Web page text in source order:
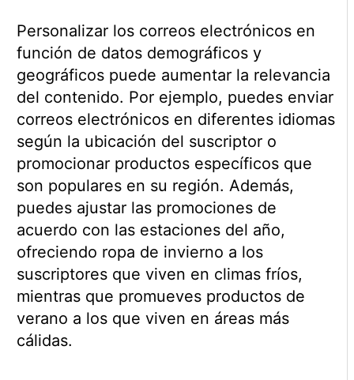
Personalizar los correos electrónicos en
función de datos demográficos y
geográficos puede aumentar la relevancia
del contenido. Por ejemplo, puedes enviar
correos electrónicos en diferentes idiomas
según la ubicación del suscriptor o
promocionar productos específicos que
son populares en su región. Además,
puedes ajustar las promociones de
acuerdo con las estaciones del año,
ofreciendo ropa de invierno a los
suscriptores que viven en climas fríos,
mientras que promueves productos de
verano a los que viven en áreas más
cálidas.